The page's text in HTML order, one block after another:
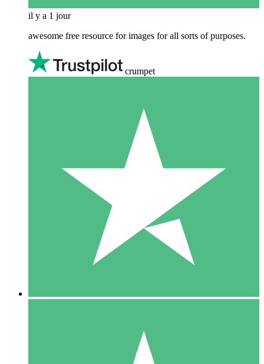
il y a 1 jour
awesome free resource for images for all sorts of purposes.
crumpet